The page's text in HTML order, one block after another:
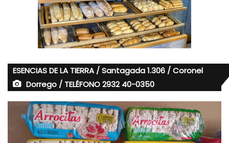
ESENCIAS DE LA TIERRA / Santagada 1.306 / Coronel
Dorrego / TELÉFONO 2932 40-0350